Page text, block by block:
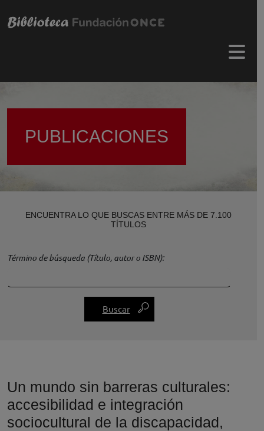
PUBLICACIONES
ENCUENTRA LO QUE BUSCAS ENTRE MÁS DE 7.100
TÍTULOS
Término de búsqueda (Título, autor o ISBN)
Un mundo sin barreras culturales:
accesibilidad e integración
sociocultural de la discapacidad,